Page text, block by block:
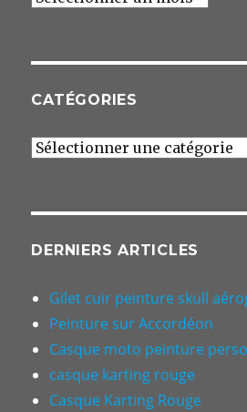
CATÉGORIES
Catégories
DERNIERS ARTICLES
Gilet cuir peinture skull
Peinture sur Accordéon
Casque moto peinture perso
casque karting rouge
Casque Karting Rouge